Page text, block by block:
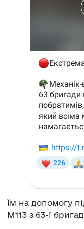
Їм на допомогу
М113 з 63-ї